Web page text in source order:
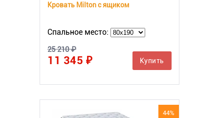
Кровать Milton с ящиком
Спальное место:
25 210 ₽
11 345 ₽ Купить
44%